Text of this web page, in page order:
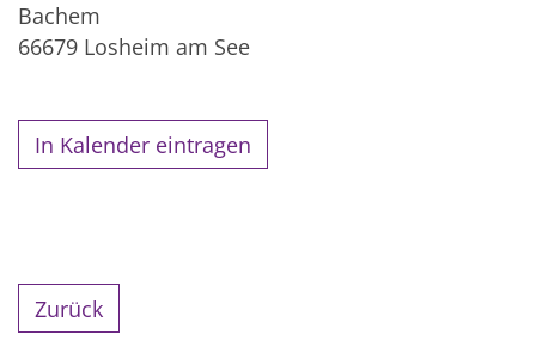
Bachem
66679 Losheim am See
In Kalender eintragen
Zurück